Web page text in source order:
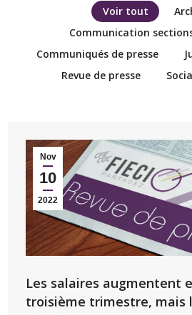
Voir tout
Communication
Communiqués de presse
Revue de presse
Nov
10
2022
Les salaires augmentent
troisième trimestre, mais